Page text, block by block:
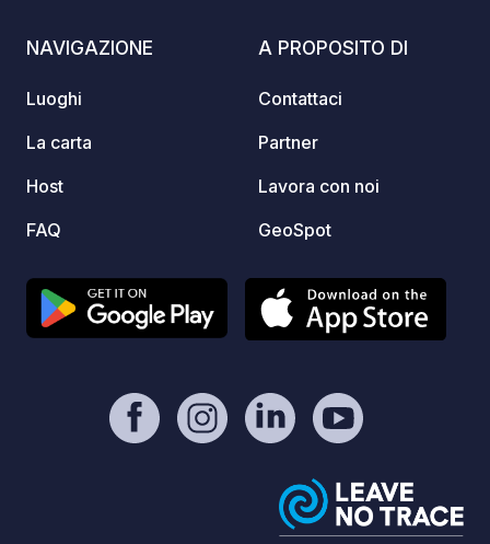
NAVIGAZIONE
Luoghi
La carta
Host
FAQ
A PROPOSITO DI
Contattaci
Partner
Lavora con noi
GeoSpot